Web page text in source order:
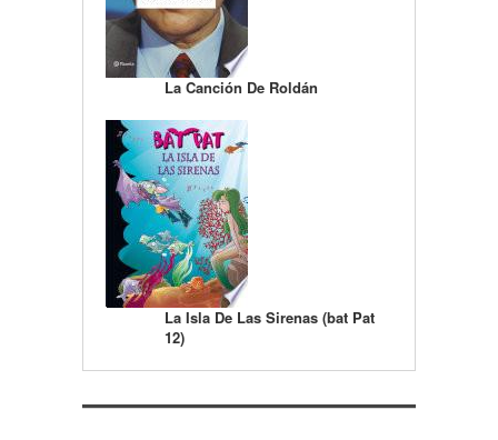
La Canción De Roldán
La Isla De Las Sirenas (bat Pat
12)